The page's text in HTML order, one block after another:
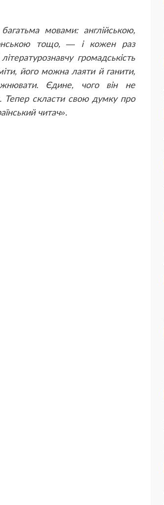
мовами: англійською,
тощо, — і кожен раз
громадськість
його можна лаяти й ганити,
Єдине, чого він не
Тепер скласти свою думку про
читач».